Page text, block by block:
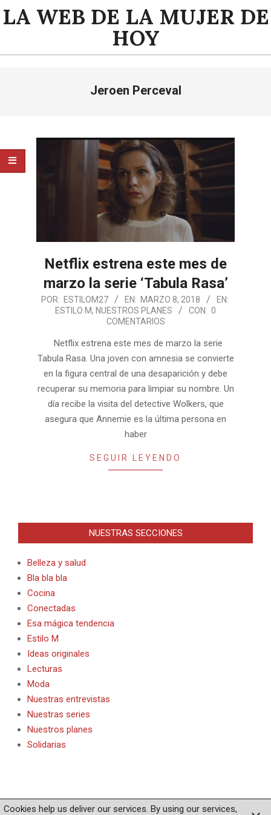
Saltar
alLA WEB DE LA MUJER DE
HOY
Jeroen Perceval
Netflix estrena este mes de
marzo la serie ‘Tabula Rasa’
2018-
POR: ESTILOM27 EN: MARZO 8, 2018
EN:
ESTILO M, NUESTROS PLANES CON: 0
COMENTARIOS
Netflix estrena este mes de marzo la serie
Tabula Rasa. Una joven con amnesia se convierte
en la figura central de una desaparición y debe
recuperar su memoria para limpiar su nombre. Un
día recibe la visita del detective Wolkers, que
asegura que Annemie es la última persona en
haber
SEGUIR LEYENDO
NUESTRAS SECCIONES
Belleza y salud
Bla bla bla
Cocina
Conectadas
Esa mágica tendencia
Estilo M
Ideas originales
Lecturas
Moda
Nuestras entrevistas
Nuestras series
Nuestros planes
Solidarias
Cookies help us deliver our services. By using our services,